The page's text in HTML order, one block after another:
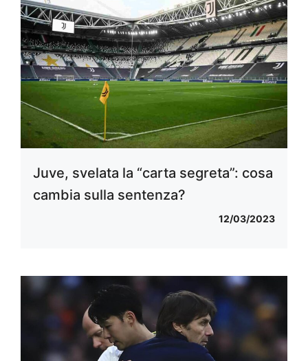
Juve, svelata la “carta segreta”: cosa
cambia sulla sentenza?
12/03/2023